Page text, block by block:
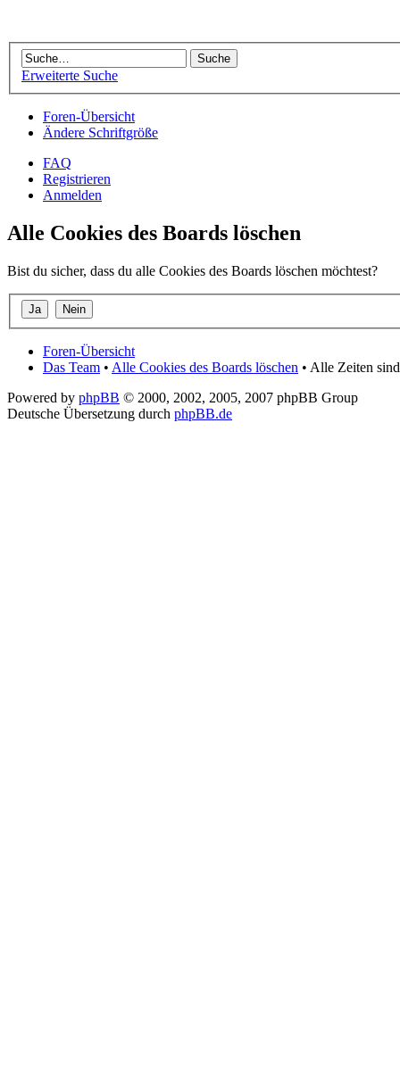
Erweiterte Suche
Foren-Übersicht
Ändere Schriftgröße
FAQ
Registrieren
Anmelden
Alle Cookies des Boards löschen
Bist du sicher, dass du alle Cookies des Boards löschen möchtest?
Foren-Übersicht
Das Team • Alle Cookies des Boards löschen • Alle Zeiten
Powered by phpBB © 2000, 2002, 2005, 2007 phpBB Group
Deutsche Übersetzung durch phpBB.de